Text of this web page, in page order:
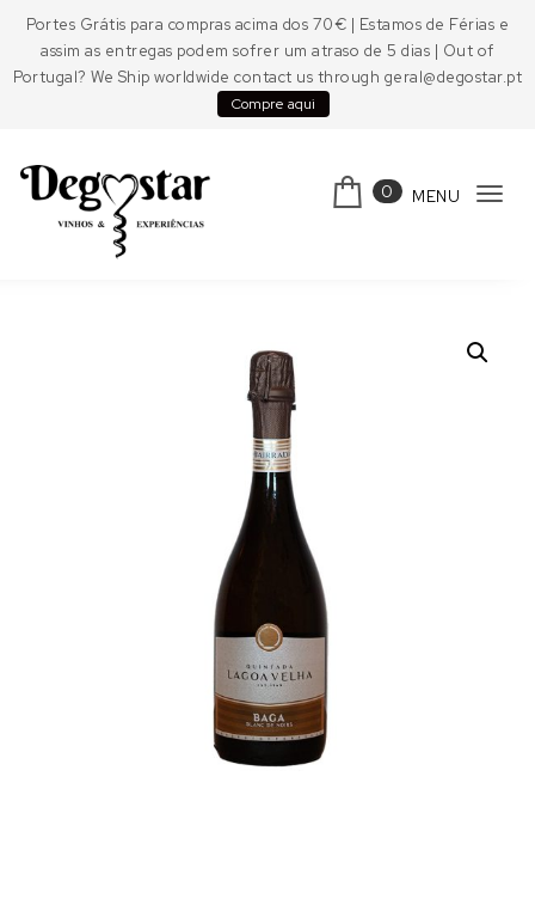
Portes Grátis para compras acima dos 70€ | Estamos de Férias e
assim as entregas podem sofrer um atraso de 5 dias | Out of
Portugal? We Ship worldwide contact us through geral@degostar.pt
Compre aqui
0 MENU